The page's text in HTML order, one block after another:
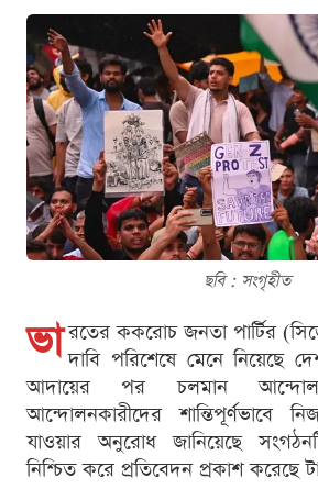
ছবি : সংগৃহীত
ভা রতের ককরোচ জনতা পার্টির
দাবি পরিশেষে মেনে নিয়েছে
আদায়ের পর চলমান
আন্দোলনকারীদের শান্তিপূর্ণভাবে
যাওয়ার অনুরোধ জানিয়েছে
নিশ্চিত করে প্রতিবেদন প্রকাশ করেছে